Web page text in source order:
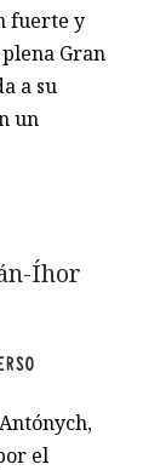
fuerte y
Gran
a su
un
Íhor
el